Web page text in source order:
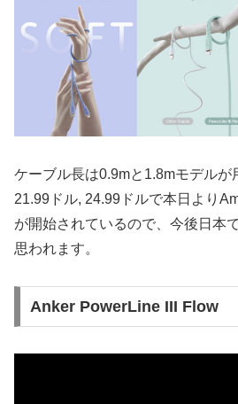
ケーブル長は0.9mと1.8mモデルが
21.99ドル, 24.99ドルで本日より
が開始されているので、今後日本
思われます。
Anker PowerLine III Flow